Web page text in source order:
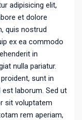
adipisicing elit,
et dolore
quis nostrud
ex ea commodo
in
nulla pariatur.
sunt in
laborum. Sed ut
sit voluptatem
rem aperiam,